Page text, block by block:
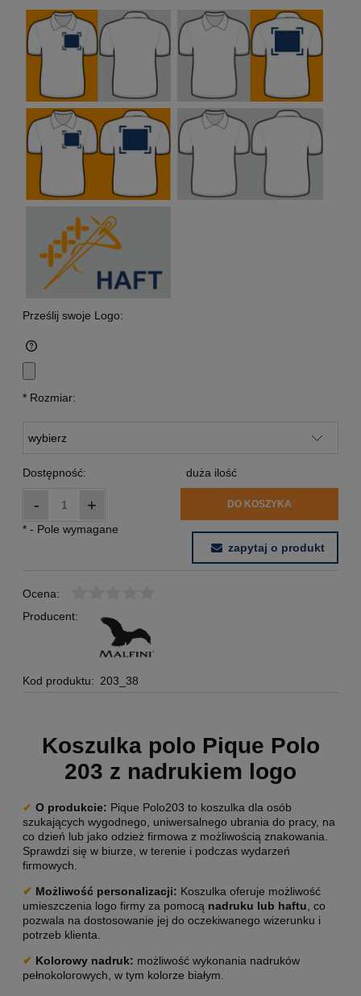
Prześlij swoje Logo:
* Rozmiar:
Dostępność: duża ilość
- + DO KOSZYKA
* - Pole wymagane
zapytaj o produkt
Ocena:
Producent:
Kod produktu: 203_38
Koszulka polo Pique Polo
203 z nadrukiem logo
✔ O produkcie: Pique Polo203 to koszulka dla osób
szukających wygodnego, uniwersalnego ubrania do pracy, na
co dzień lub jako odzież firmowa z możliwością znakowania.
Sprawdzi się w biurze, w terenie i podczas wydarzeń
firmowych.
✔ Możliwość personalizacji: Koszulka oferuje możliwość
umieszczenia logo firmy za pomocą nadruku lub haftu, co
pozwala na dostosowanie jej do oczekiwanego wizerunku i
potrzeb klienta.
✔ Kolorowy nadruk: możliwość wykonania nadruków
pełnokolorowych, w tym kolorze białym.